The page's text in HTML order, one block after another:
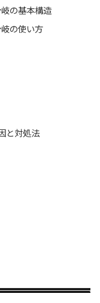
の基本構造
の使い方
と対処法